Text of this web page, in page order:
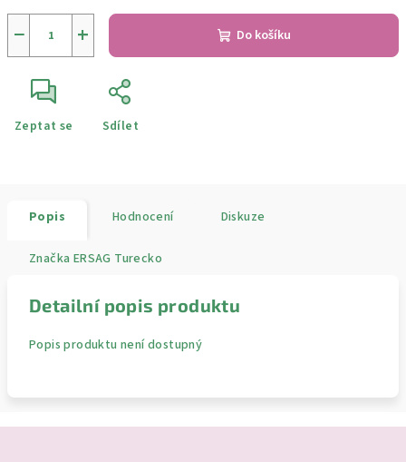
+
− Do košíku
Zeptat se Sdílet
Popis Hodnocení Diskuze
Značka ERSAG Turecko
Detailní popis produktu
Popis produktu není dostupný